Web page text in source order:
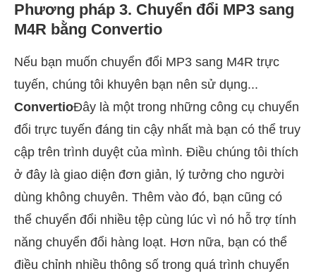
Phương pháp 3. Chuyển đổi MP3 sang
M4R bằng Convertio
Nếu bạn muốn chuyển đổi MP3 sang M4R trực
tuyến, chúng tôi khuyên bạn nên sử dụng...
ConvertioĐây là một trong những công cụ chuyển
đổi trực tuyến đáng tin cậy nhất mà bạn có thể truy
cập trên trình duyệt của mình. Điều chúng tôi thích
ở đây là giao diện đơn giản, lý tưởng cho người
dùng không chuyên. Thêm vào đó, bạn cũng có
thể chuyển đổi nhiều tệp cùng lúc vì nó hỗ trợ tính
năng chuyển đổi hàng loạt. Hơn nữa, bạn có thể
điều chỉnh nhiều thông số trong quá trình chuyển